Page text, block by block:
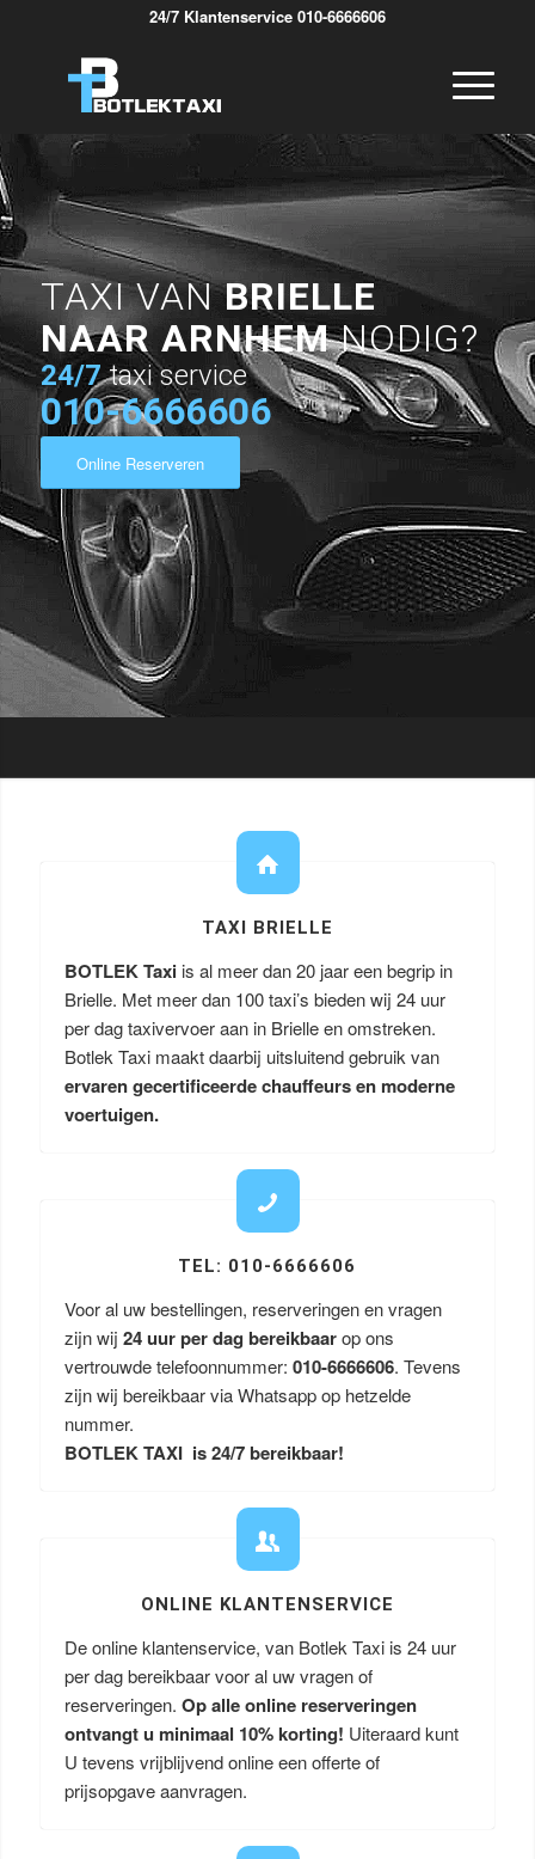
24/7 Klantenservice 010-6666606
TAXI VANBRIELLE
NAAR ARNHEMNODIG?
24/7 taxi service
010-6666606
Online Reserveren
TAXI BRIELLE
BOTLEK Taxi is al meer dan 20 jaar een begrip in
Brielle. Met meer dan 100 taxi’s bieden wij 24 uur
per dag taxivervoer aan in Brielle en omstreken.
Botlek Taxi maakt daarbij uitsluitend gebruik van
ervaren gecertificeerde chauffeurs en moderne
voertuigen.
TEL: 010-6666606
Voor al uw bestellingen, reserveringen en vragen
zijn wij 24 uur per dag bereikbaarop ons
vertrouwde telefoonnummer: 010-6666606. Tevens
zijn wij bereikbaar via Whatsapp op hetzelde
nummer.
BOTLEK TAXI is 24/7 bereikbaar!
ONLINE KLANTENSERVICE
De online klantenservice, van Botlek Taxi is 24 uur
per dag bereikbaar voor al uw vragen of
reserveringen. Op alle online reserveringen
ontvangt u minimaal 10% korting! Uiteraard kunt
U tevens vrijblijvend online een offerte of
prijsopgave aanvragen.